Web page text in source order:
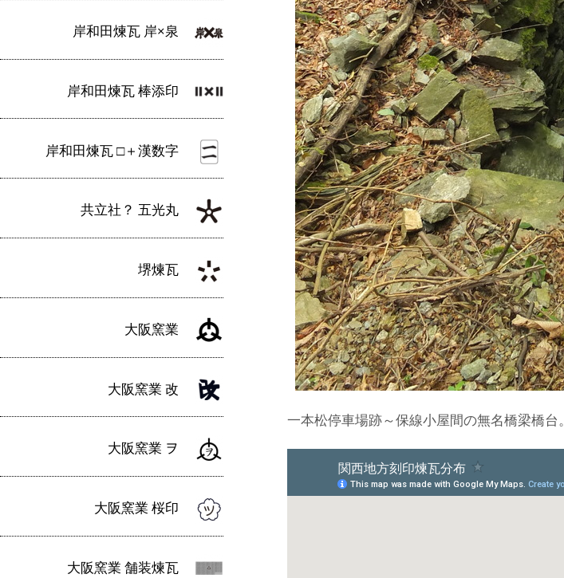
岸和田煉瓦 岸×泉
岸和田煉瓦 棒添印
岸和田煉瓦 □＋漢数字
共立社？ 五光丸
堺煉瓦
大阪窯業
大阪窯業 改
大阪窯業 ヲ
大阪窯業 桜印
大阪窯業 舗装煉瓦
一本松停車場跡～保線小屋間の無名橋梁橋台。